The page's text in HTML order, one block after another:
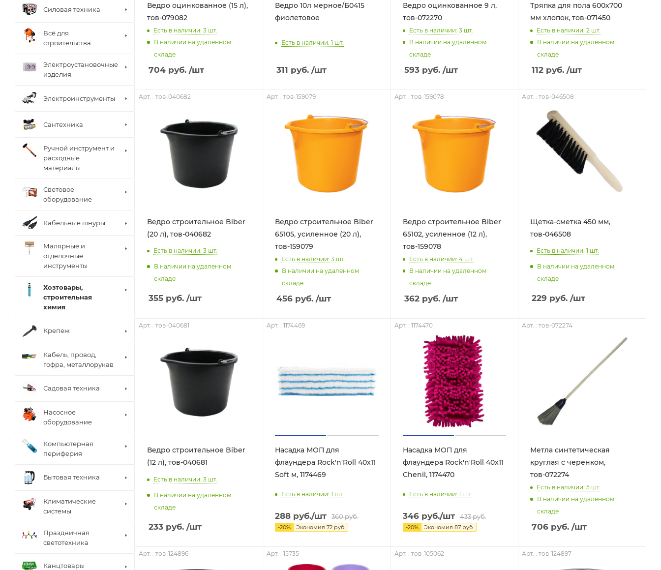
Ведро оцинкованное (15 л),
тов-079082
Есть в наличии: 3 шт.
В наличии на удаленном
складе
704 руб. /шт
Ведро 10л мерное/Б0415
фиолетовое
Есть в наличии: 1 шт.
311 руб. /шт
Ведро оцинкованное 9 л,
тов-072270
Есть в наличии: 3шт.
В наличии на удаленном
складе
593руб. /шт
Тряпка для пола 600х700
мм хлопок, тов-071450
Есть в наличии: 2 шт.
В наличии на удаленном
складе
112 руб. /шт
Арт. : тов-040682
Ведро строительное Biber
(20 л), тов-040682
Есть в наличии: 3 шт.
В наличии на удаленном
складе
355 руб. /шт
Арт. : тов-159079
Ведро строительное Biber
65105, усиленное (20 л),
тов-159079
Есть в наличии: 3шт.
В наличии на удаленном
складе
456руб. /шт
Арт. : тов-159078
Ведро строительное Biber
65102, усиленное (12 л),
тов-159078
Есть в наличии: 4шт.
В наличии на удаленном
складе
362руб. /шт
Арт. : тов-046508
Щетка-сметка 450 мм,
тов-046508
Есть в наличии: 1 шт.
В наличии на удаленном
складе
229 руб. /шт
Арт. : тов-040681
Ведро строительное Biber
(12 л), тов-040681
Есть в наличии: 3 шт.
В наличии на удаленном
складе
233 руб. /шт
Арт. : 1174469
Насадка МОП для
флаундера Rock'n'Roll 40х11
Soft м, 1174469
Есть в наличии: 1 шт.
288руб./шт 360руб.
-20% Экономия 72руб.
Арт. : 1174470
Насадка МОП для
флаундера Rock'n'Roll 40х11
Chenil, 1174470
Есть в наличии: 1 шт.
346руб./шт 433руб.
-20% Экономия 87руб.
Арт. : тов-072274
Метла синтетическая
круглая с черенком,
тов-072274
Есть в наличии: 5 шт.
В наличии на удаленном
складе
706 руб. /шт
Арт. : тов-124896 Арт. : 15735 Арт. : тов-105062 Арт. : тов-124897
Силовая техника
Всё для
строительства
Электроустановочные
изделия
Электроинструменты
Сантехника
Ручной инструмент и
расходные
материалы
Световое
оборудование
Кабельные шнуры
Малярные и
отделочные
инструменты
Хозтовары,
строительная
химия
Крепеж
Кабель, провод,
гофра, металлорукав
Садовая техника
Насосное
оборудование
Компьютерная
периферия
Бытовая техника
Климатические
системы
Праздничная
светотехника
Канцтовары